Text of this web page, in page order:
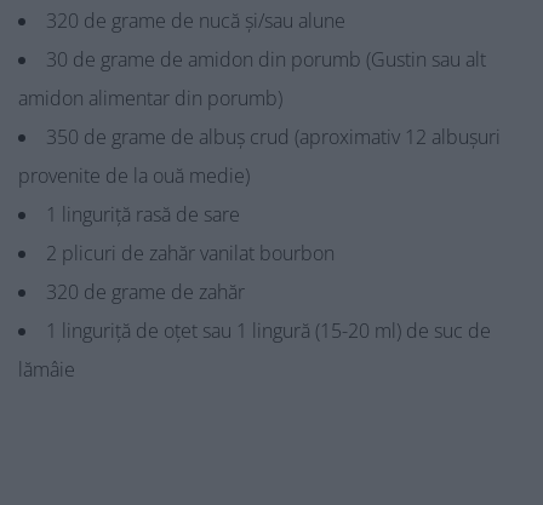
320 de grame de nucă și/sau alune
30 de grame de amidon din porumb (Gustin sau alt
amidon alimentar din porumb)
350 de grame de albuș crud (aproximativ 12 albușuri
provenite de la ouă medie)
1 linguriță rasă de sare
2 plicuri de zahăr vanilat bourbon
320 de grame de zahăr
1 linguriță de oțet sau 1 lingură (15-20 ml) de suc de
lămâie